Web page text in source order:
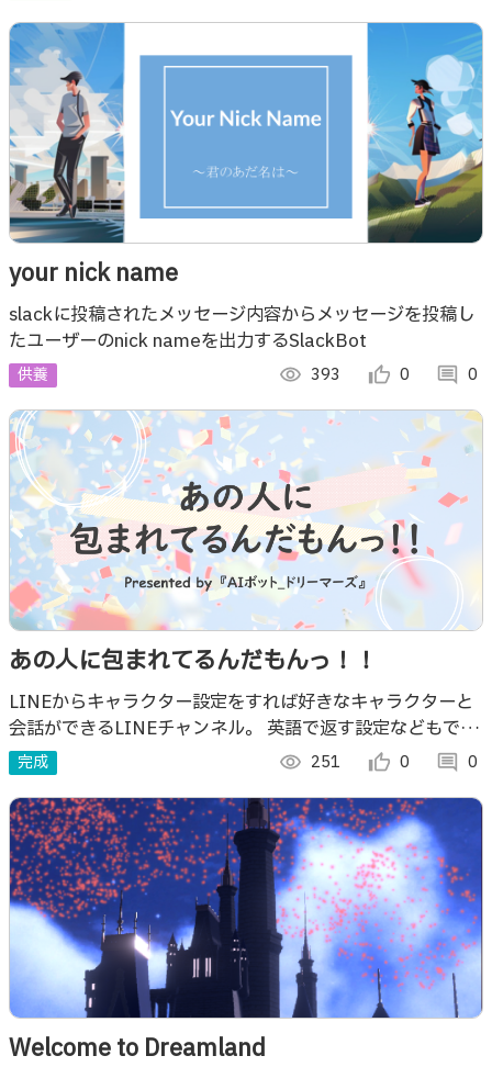
your nick name
slackに投稿されたメッセージ内容からメッセージを投稿し
たユーザーのnick nameを出力するSlackBot
供養 visibility 393 thumb_up_alt 0 comment 0
あの人に包まれてるんだもんっ！！
LINEからキャラクター設定をすれば好きなキャラクターと
会話ができるLINEチャンネル。 英語で返す設定などもで
き、語学にも活用できる。
完成 visibility 251 thumb_up_alt 0 comment 0
Welcome to Dreamland